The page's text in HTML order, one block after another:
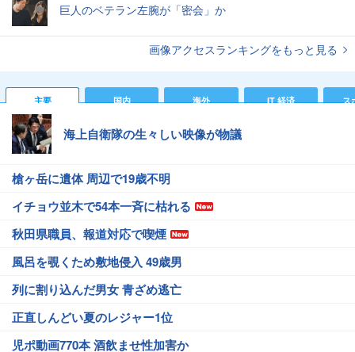
巨人のベテラン左腕が「密会」か
画像アクセスランキングをもっと見る
主要 国内 海外 IT 経済 ス
海上自衛隊の生々しい映像が物議
槍ヶ岳に遺体 周辺で19歳不明
イチョウ並木で54本一斉に枯れる
秋田県職員、報道対応で喫煙
風呂を覗くため敷地侵入 49歳男
列に割り込んだ男女 青ざめ逃亡
正直しんどい夏のレジャー1位
児ポ動画770本 酒飲ませ性加害か